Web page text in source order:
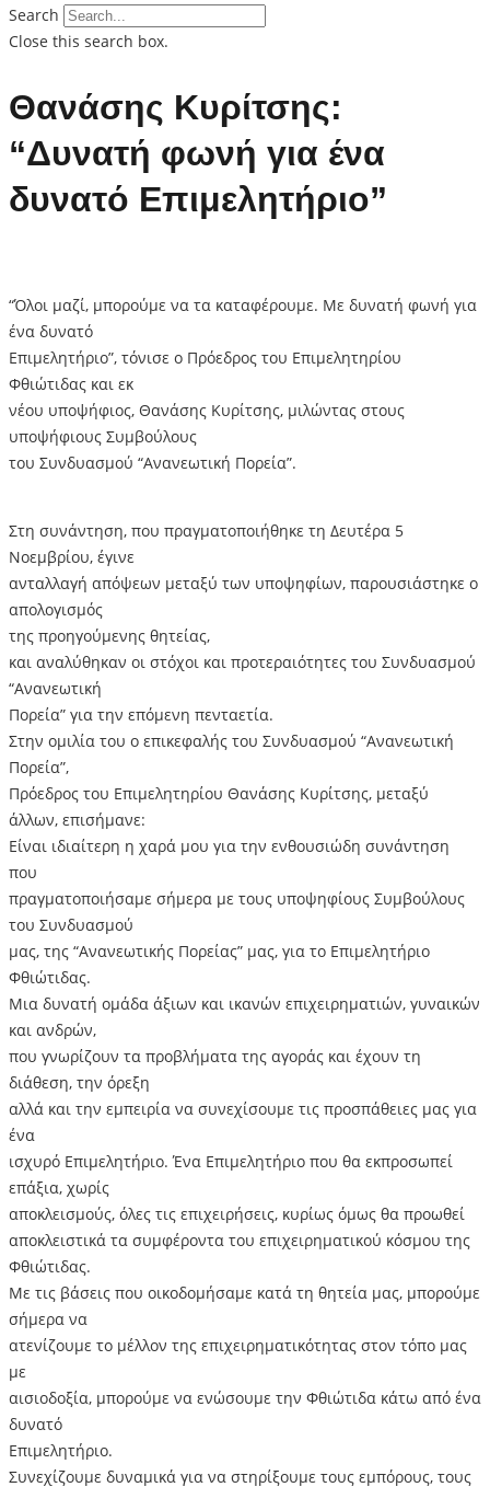
Search
Close this search box.
Θανάσης Κυρίτσης:
“Δυνατή φωνή για ένα
δυνατό Επιμελητήριο”
“Όλοι μαζί, μπορούμε να τα καταφέρουμε. Με δυνατή φωνή για
ένα δυνατό
Επιμελητήριο”, τόνισε ο Πρόεδρος του Επιμελητηρίου
Φθιώτιδας και εκ
νέου υποψήφιος, Θανάσης Κυρίτσης, μιλώντας στους
υποψήφιους Συμβούλους
του Συνδυασμού “Ανανεωτική Πορεία”.
Στη συνάντηση, που πραγματοποιήθηκε τη Δευτέρα 5
Νοεμβρίου, έγινε
ανταλλαγή απόψεων μεταξύ των υποψηφίων, παρουσιάστηκε ο
απολογισμός
της προηγούμενης θητείας,
και αναλύθηκαν οι στόχοι και προτεραιότητες του Συνδυασμού
“Ανανεωτική
Πορεία” για την επόμενη πενταετία.
Στην ομιλία του ο επικεφαλής του Συνδυασμού “Ανανεωτική
Πορεία”,
Πρόεδρος του Επιμελητηρίου Θανάσης Κυρίτσης, μεταξύ
άλλων, επισήμανε:
Είναι ιδιαίτερη η χαρά μου για την ενθουσιώδη συνάντηση
που
πραγματοποιήσαμε σήμερα με τους υποψηφίους Συμβούλους
του Συνδυασμού
μας, της “Ανανεωτικής Πορείας” μας, για το Επιμελητήριο
Φθιώτιδας.
Μια δυνατή ομάδα άξιων και ικανών επιχειρηματιών, γυναικών
και ανδρών,
που γνωρίζουν τα προβλήματα της αγοράς και έχουν τη
διάθεση, την όρεξη
αλλά και την εμπειρία να συνεχίσουμε τις προσπάθειες μας για
ένα
ισχυρό Επιμελητήριο. Ένα Επιμελητήριο που θα εκπροσωπεί
επάξια, χωρίς
αποκλεισμούς, όλες τις επιχειρήσεις, κυρίως όμως θα προωθεί
αποκλειστικά τα συμφέροντα του επιχειρηματικού κόσμου της
Φθιώτιδας.
Με τις βάσεις που οικοδομήσαμε κατά τη θητεία μας, μπορούμε
σήμερα να
ατενίζουμε το μέλλον της επιχειρηματικότητας στον τόπο μας
με
αισιοδοξία, μπορούμε να ενώσουμε την Φθιώτιδα κάτω από ένα
δυνατό
Επιμελητήριο.
Συνεχίζουμε δυναμικά για να στηρίξουμε τους εμπόρους, τους